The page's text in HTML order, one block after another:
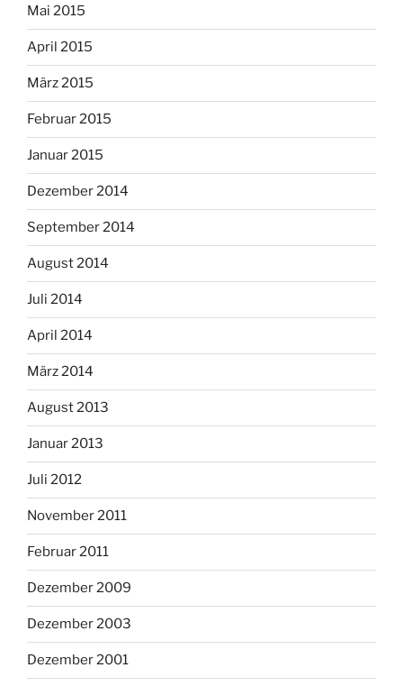
Mai 2015
April 2015
März 2015
Februar 2015
Januar 2015
Dezember 2014
September 2014
August 2014
Juli 2014
April 2014
März 2014
August 2013
Januar 2013
Juli 2012
November 2011
Februar 2011
Dezember 2009
Dezember 2003
Dezember 2001